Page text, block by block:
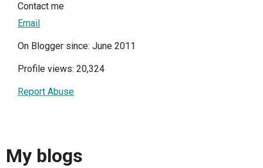
Contact me
Email
On Blogger since: June 2011
Profile views: 20,324
Report Abuse
My blogs